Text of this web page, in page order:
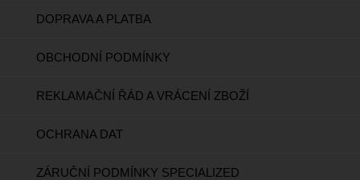
DOPRAVA A PLATBA
OBCHODNÍ PODMÍNKY
REKLAMAČNÍ ŘÁD A VRÁCENÍ ZBOŽÍ
OCHRANA DAT
ZÁRUČNÍ PODMÍNKY SPECIALIZED